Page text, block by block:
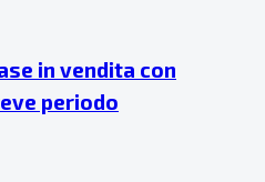
in vendita con
periodo